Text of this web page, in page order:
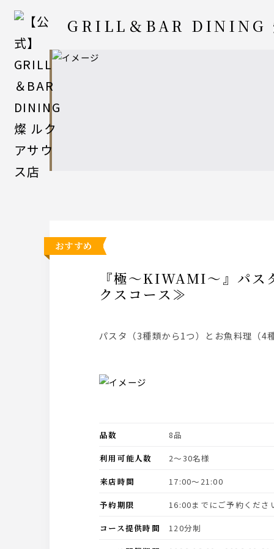
GRILL＆BAR DINING
おすすめ
『極～KIWAMI～』パスタ＆魚料理＆肉料理がそれぞれ選べる≪当日ＯＫ！夏のプリフィッ
クスコース≫
パスタ（3種類から1つ）とお魚料理（
品数
8品
利用可能人数
2〜30名様
来店時間
17:00〜21:00
予約期限
16:00までにご予約くださ
コース提供時間
120分制